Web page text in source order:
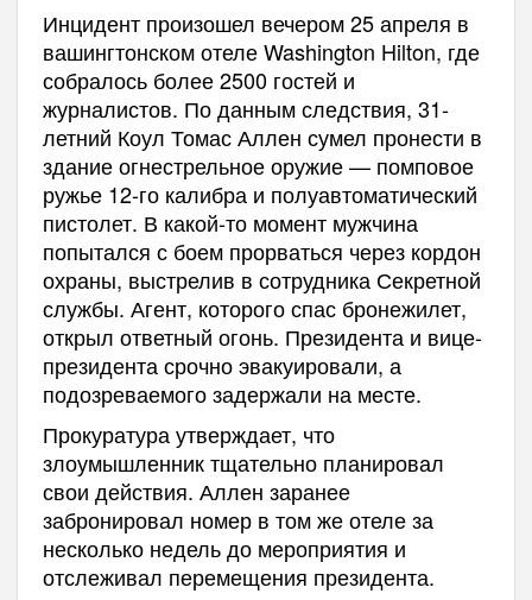
Инцидент произошел вечером 25 апреля в
вашингтонском отеле Washington Hilton, где
собралось более 2500 гостей и
журналистов. По данным следствия, 31-
летний Коул Томас Аллен сумел пронести в
здание огнестрельное оружие — помповое
ружье 12-го калибра и полуавтоматический
пистолет. В какой-то момент мужчина
попытался с боем прорваться через кордон
охраны, выстрелив в сотрудника Секретной
службы. Агент, которого спас бронежилет,
открыл ответный огонь. Президента и вице-
президента срочно эвакуировали, а
подозреваемого задержали на месте.
Прокуратура утверждает, что
злоумышленник тщательно планировал
свои действия. Аллен заранее
забронировал номер в том же отеле за
несколько недель до мероприятия и
отслеживал перемещения президента.